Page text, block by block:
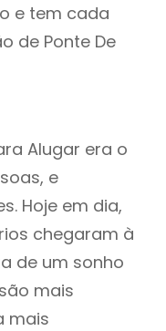
e tem cada
de Ponte De
Alugar era o
e
Hoje em dia,
chegaram à
de um sonho
mais
mais